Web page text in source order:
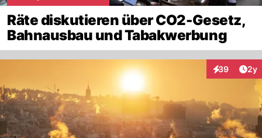
Räte diskutieren über CO2-Gesetz,
Bahnausbau und Tabakwerbung
39
Interaktionen
2y